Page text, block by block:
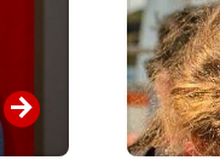
arrow_forward